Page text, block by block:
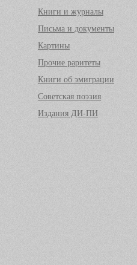
Книги и журналы
Письма и документы
Картины
Прочие раритеты
Книги об эмиграции
Советская поэзия
Издания ДИ-ПИ